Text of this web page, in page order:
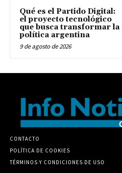
Qué es el Partido Digital:
el proyecto tecnológico
que busca transformar la
política argentina
9 de agosto de 2026
CONTACTO
POLÍTICA DE COOKIES
TÉRMINOS Y CONDICIONES DE USO